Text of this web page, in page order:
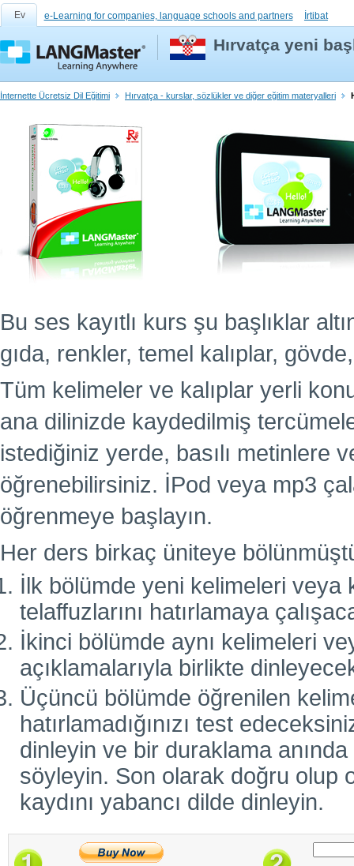
Ev e-Learning for companies, language schools and partners İrtibat
Hırvatça yeni
İnternette Ücretsiz Dil Eğitimi Hırvatça - kurslar, sözlükler ve diğer eğitim materyalleri
Bu ses kayıtlı kurs şu başlıklar
gıda, renkler, temel kalıplar,
Tüm kelimeler ve kalıplar yerli
ana dilinizde kaydedilmiş
istediğiniz yerde, basılı metinlere
öğrenebilirsiniz. İPod veya mp3
öğrenmeye başlayın.
Her ders birkaç üniteye
İlk bölümde yeni kelimeleri veya
telaffuzlarını hatırlamaya
İkinci bölümde aynı kelimeleri
açıklamalarıyla birlikte
Üçüncü bölümde öğrenilen
hatırlamadığınızı test
dinleyin ve bir duraklama
söyleyin. Son olarak doğru olup
kaydını yabancı dilde dinleyin.